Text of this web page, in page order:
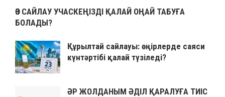
ӨЗ САЙЛАУ УЧАСКЕҢІЗДІ ҚАЛАЙ ОҢАЙ ТАБУҒА
БОЛАДЫ?
Құрылтай сайлауы: өңірлерде саяси
күнтәртібі қалай түзіледі?
ӘР ЖОЛДАНЫМ ӘДІЛ ҚАРАЛУҒА ТИІС